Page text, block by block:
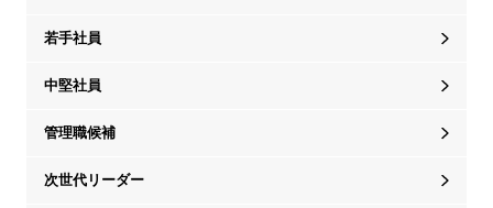
若手社員
中堅社員
管理職候補
次世代リーダー